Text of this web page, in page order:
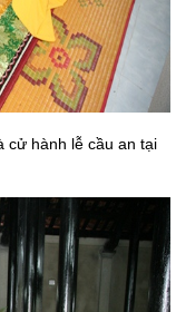
cử hành lễ cầu an tại